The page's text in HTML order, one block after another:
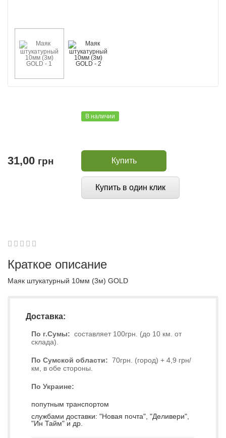
В наличии
31,00 грн Купить
Купить в один клик
12345
Краткое описание
Маяк штукатурный 10мм (3м) GOLD
Доставка:
По г.Сумы: составляет 100грн. (до 10 км. от
склада).
По Сумской области: 70грн. (город) + 4,9 грн/
км, в обе стороны.
По Украине:
попутным транспортом
службами доставки: "Новая почта", "Деливери",
"Ин Тайм" и др.